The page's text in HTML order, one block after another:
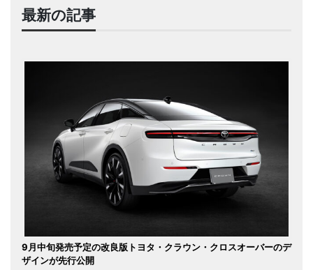
最新の記事
9月中旬発売予定の改良版トヨタ・クラウン・クロスオーバーのデ
ザインが先行公開